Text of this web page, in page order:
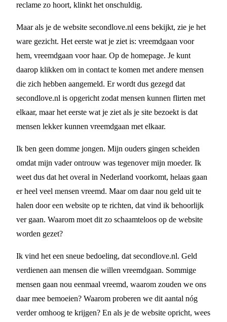
reclame zo hoort, klinkt het onschuldig.
Maar als je de website secondlove.nl eens bekijkt, zie je het
ware gezicht. Het eerste wat je ziet is: vreemdgaan voor
hem, vreemdgaan voor haar. Op de homepage. Je kunt
daarop klikken om in contact te komen met andere mensen
die zich hebben aangemeld. Er wordt dus gezegd dat
secondlove.nl is opgericht zodat mensen kunnen flirten met
elkaar, maar het eerste wat je ziet als je site bezoekt is dat
mensen lekker kunnen vreemdgaan met elkaar.
Ik ben geen domme jongen. Mijn ouders gingen scheiden
omdat mijn vader ontrouw was tegenover mijn moeder. Ik
weet dus dat het overal in Nederland voorkomt, helaas gaan
er heel veel mensen vreemd. Maar om daar nou geld uit te
halen door een website op te richten, dat vind ik behoorlijk
ver gaan. Waarom moet dit zo schaamteloos op de website
worden gezet?
Ik vind het een sneue bedoeling, dat secondlove.nl. Geld
verdienen aan mensen die willen vreemdgaan. Sommige
mensen gaan nou eenmaal vreemd, waarom zouden we ons
daar mee bemoeien? Waarom proberen we dit aantal nóg
verder omhoog te krijgen? En als je de website opricht, wees